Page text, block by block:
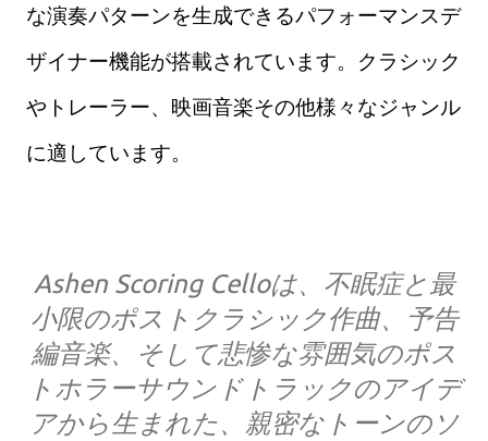
な演奏パターンを生成できるパフォーマンスデ
ザイナー機能が搭載されています。クラシック
やトレーラー、映画音楽その他様々なジャンル
に適しています。
Ashen Scoring Celloは、不眠症と最
小限のポストクラシック作曲、予告
編音楽、そして悲惨な雰囲気のポス
トホラーサウンドトラックのアイデ
アから生まれた、親密なトーンのソ